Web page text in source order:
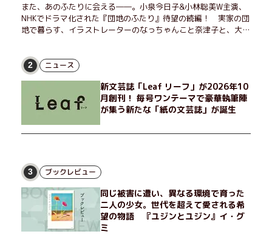
また、あのふたりに会える――。小泉今日子&小林聡美W主演、
NHKでドラマ化された『団地のふたり』待望の続編！ 実家の団
地で暮らす、イラストレーターのなっちゃんこと奈津子と、大学
げたり、部屋でふたりだけの「台湾映画祭」を催したり。50代
独身、幼なじみの変わらぬ友情とささやかな幸せの日々を描く。
2 ニュース
新文芸誌「Leaf リーフ」が2026年10
月創刊！ 毎号ワンテーマで豪華執筆陣
が集う新たな「紙の文芸誌」が誕生
3 ブックレビュー
同じ被害に遭い、異なる環境で育った
二人の少女。世代を超えて愛される希
望の物語 『ユジンとユジン』イ・グ
ミ